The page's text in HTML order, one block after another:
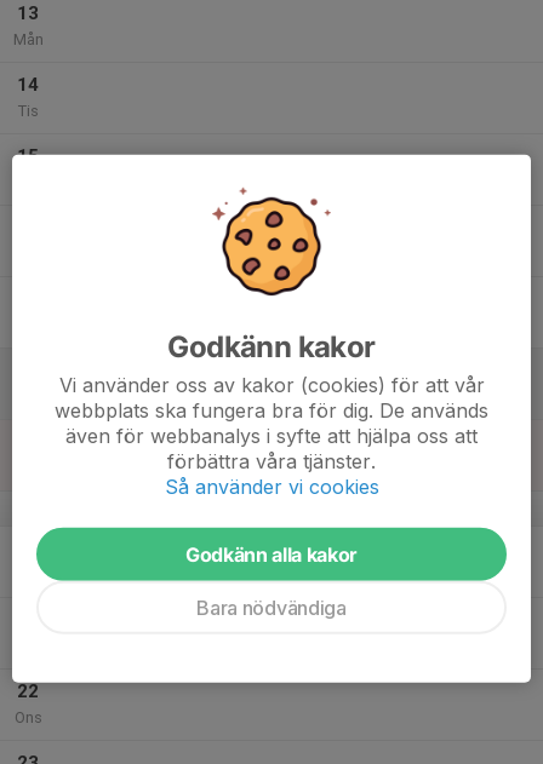
13
Mån
14
Tis
15
20
Mån
22
Ons
Godkänn kakor
Vi använder oss av kakor (cookies) för att vår
webbplats ska fungera bra för dig. De används
även för webbanalys i syfte att hjälpa oss att
förbättra våra tjänster.
Så använder vi cookies
Godkänn alla kakor
Bara nödvändiga